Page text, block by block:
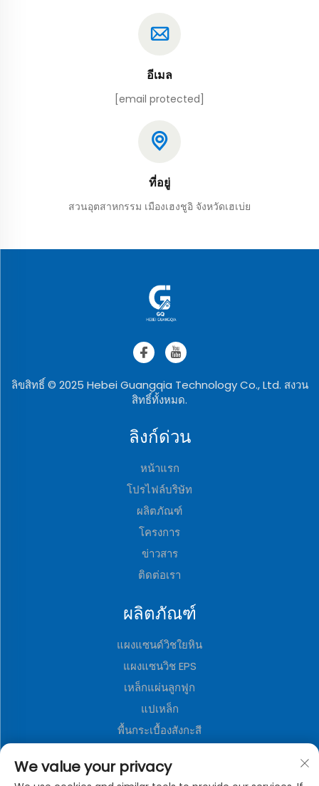
อีเมล
[email protected]
ที่อยู่
สวนอุตสาหกรรม เมืองเฮงชูอิ จังหวัดเฮเบ่ย
ลิขสิทธิ์ © 2025 Hebei Guangqia Technology Co., Ltd. สงวน
สิทธิ์ทั้งหมด.
ลิงก์ด่วน
หน้าแรก
โปรไฟล์บริษัท
ผลิตภัณฑ์
โครงการ
ข่าวสาร
ติดต่อเรา
ผลิตภัณฑ์
แผงแซนด์วิชใยหิน
แผงแซนวิช EPS
เหล็กแผ่นลูกฟูก
แปเหล็ก
พื้นกระเบื้องสังกะสี
แผ่นตกแต่งโลหะ
We value your privacy